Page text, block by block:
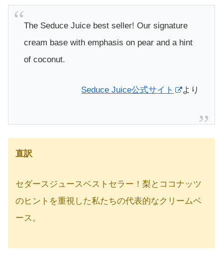
The Seduce Juice best seller! Our signature
cream base with emphasis on pear and a hint
of coconut.
Seduce Juice公式サイト より
直訳
セダースジュースベストセラー！梨とココナッツ
のヒントを重視した私たちの代表的なクリームベ
ース。